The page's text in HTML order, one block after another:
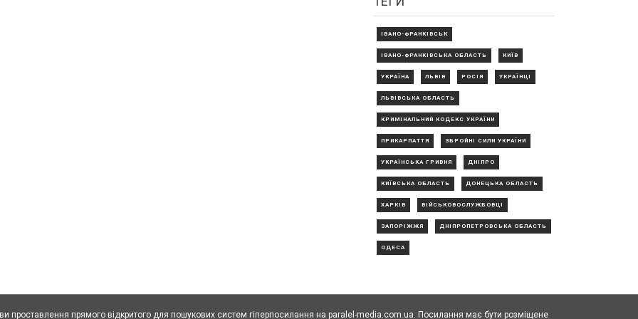
ІВАНО-ФРАНКІВСЬК
ІВАНО-ФРАНКІВСЬКА ОБЛАСТЬ КИЇВ
УКРАЇНА ЛЬВІВ РОСІЯ УКРАЇНЦІ
ЛЬВІВСЬКА ОБЛАСТЬ
КРИМІНАЛЬНИЙ КОДЕКС УКРАЇНИ
ПРИКАРПАТТЯ ЗБРОЙНІ СИЛИ УКРАЇНИ
УКРАЇНСЬКА ГРИВНЯ ДНІПРО
КИЇВСЬКА ОБЛАСТЬ ДОНЕЦЬКА ОБЛАСТЬ
ХАРКІВ ВІЙСЬКОВОСЛУЖБОВЦІ
ЗАПОРІЖЖЯ ДНІПРОПЕТРОВСЬКА ОБЛАСТЬ
ОДЕСА
проставлення прямого відкритого для пошукових систем гіперпосилання на paralel-media.com.ua. Посилання має бути розміщене